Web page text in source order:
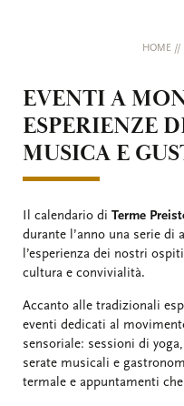
HOME //
EVENTI A
ESPERIENZE
MUSICA E
Il calendario di Terme
durante l’anno una serie di
l’esperienza dei nostri
cultura e convivialità.
Accanto alle tradizionali
eventi dedicati al
sensoriale: sessioni di
serate musicali e
termale e appuntamenti